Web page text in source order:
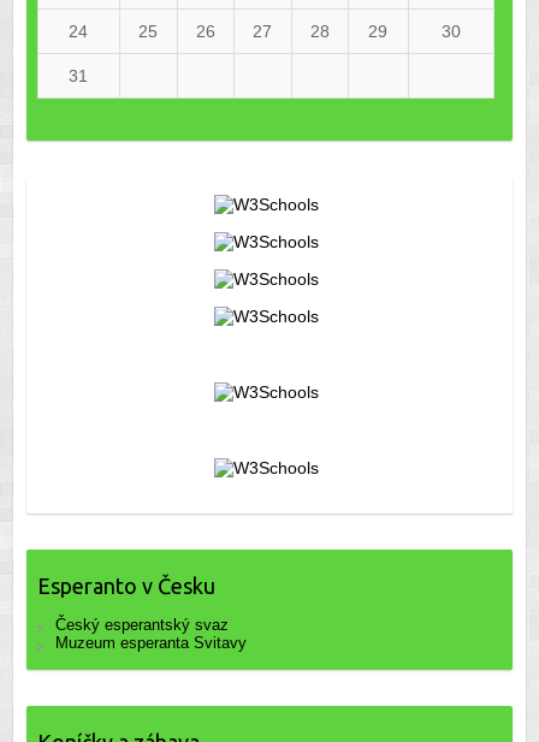
24 25 26 27 28 29 30
31
Esperanto v Česku
Český esperantský svaz
Muzeum esperanta Svitavy